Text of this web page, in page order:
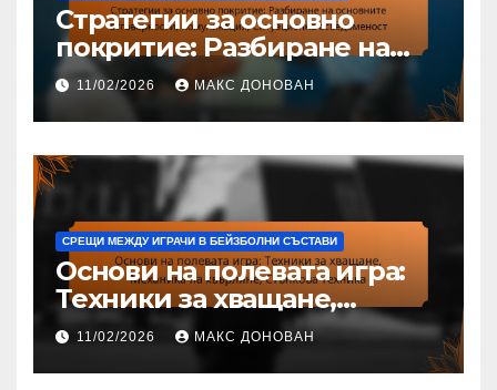
Стратегии за основно
покритие: Разбиране на
основните отговорности,
Комуникация, Ситуационна
осведоменост
11/02/2026 МАКС ДОНОВАН
СРЕЩИ МЕЖДУ ИГРАЧИ В БЕЙЗБОЛНИ СЪСТАВИ
Основи на полевата игра:
Техники за хващане,
Механика на хвърляне,
Стъпкова техника
11/02/2026 МАКС ДОНОВАН